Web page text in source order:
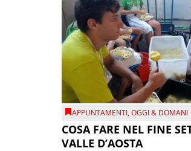
APPUNTAMENTI,OGGI & DOMANI
COSA FARE NEL FINE
VALLE D’AOSTA